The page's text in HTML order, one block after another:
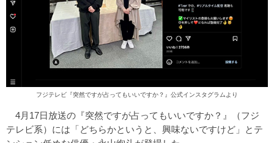
フジテレビ『突然ですが占ってもいいですか？』公式インスタグラムより
4月17日放送の『突然ですが占ってもいいですか？』（フジ
テレビ系）には「どちらかというと、興味ないですけど」とテ